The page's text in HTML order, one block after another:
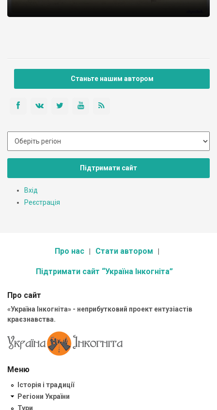
Станьте нашим автором
Підтримати сайт
Вхід
Реєстрація
Про нас Стати автором
Підтримати сайт “Україна Інкогніта”
Про сайт
«Україна Інкогніта» - неприбутковий проект ентузіастів
краєзнавства.
Меню
Історія і традиції
Регіони України
Тури